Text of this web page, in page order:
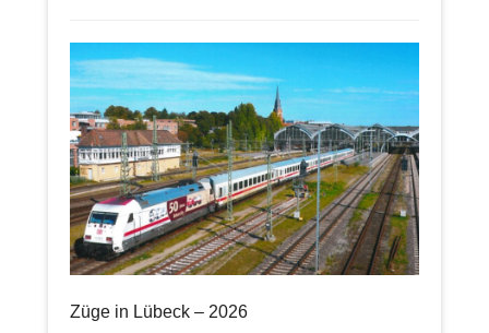
Züge in Lübeck – 2026